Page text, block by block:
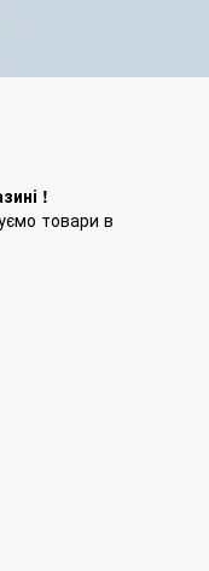
!
товари в